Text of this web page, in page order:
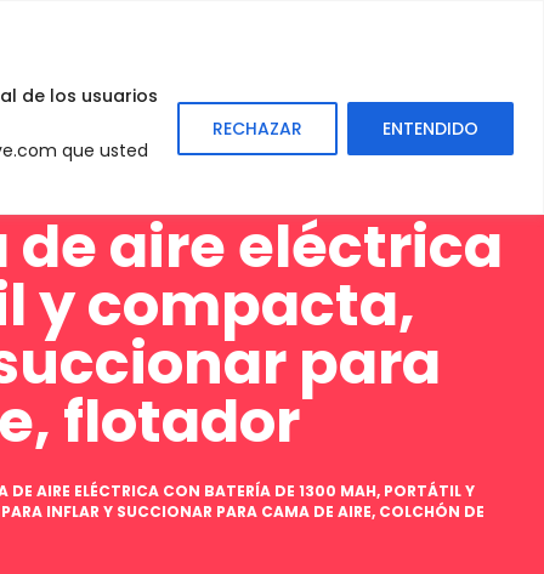
de los usuarios
que usted
RECHAZAR ENTENDIDO
de aire eléctrica
y compacta,
para
flotador
DE AIRE ELÉCTRICA CON BATERÍA DE 1300 MAH, PORTÁTIL Y
INFLAR Y SUCCIONAR PARA CAMA DE AIRE, COLCHÓN DE